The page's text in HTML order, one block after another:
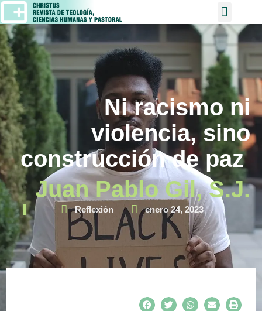
Ni racismo ni
violencia, sino
construcción de paz
Juan Pablo Gil, S.J.
Reflexión enero 24, 2023